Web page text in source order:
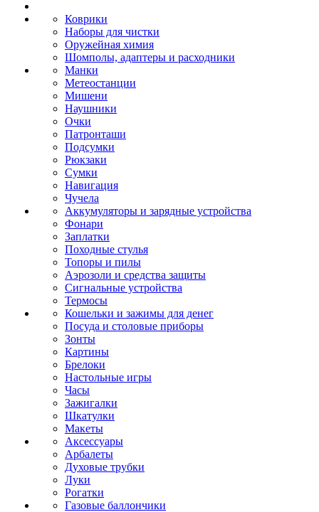
Коврики
Наборы для чистки
Оружейная химия
Шомполы, адаптеры и расходники
Манки
Метеостанции
Мишени
Наушники
Очки
Патронташи
Подсумки
Рюкзаки
Сумки
Навигация
Чучела
Аккумуляторы и зарядные устройства
Фонари
Заплатки
Походные стулья
Топоры и пилы
Аэрозоли и средства защиты
Сигнальные устройства
Термосы
Кошельки и зажимы для денег
Посуда и столовые приборы
Зонты
Картины
Брелоки
Настольные игры
Часы
Зажигалки
Шкатулки
Макеты
Аксессуары
Арбалеты
Духовые трубки
Луки
Рогатки
Газовые баллончики